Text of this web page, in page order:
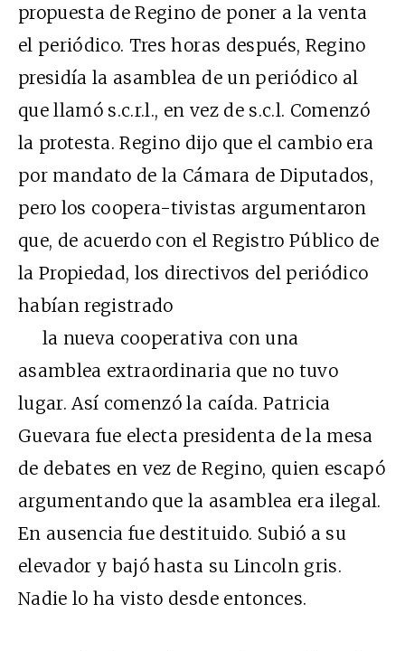
propuesta de Regino de poner a la venta
el periódico. Tres horas después, Regino
presidía la asamblea de un periódico al
que llamó s.c.r.l., en vez de s.c.l. Comenzó
la protesta. Regino dijo que el cambio era
por mandato de la Cámara de Diputados,
pero los coopera-tivistas argumentaron
que, de acuerdo con el Registro Público de
la Propiedad, los directivos del periódico
habían registrado
la nueva cooperativa con una
asamblea extraordinaria que no tuvo
lugar. Así comenzó la caída. Patricia
Guevara fue electa presidenta de la mesa
de debates en vez de Regino, quien escapó
argumentando que la asamblea era ilegal.
En ausencia fue destituido. Subió a su
elevador y bajó hasta su Lincoln gris.
Nadie lo ha visto desde entonces.